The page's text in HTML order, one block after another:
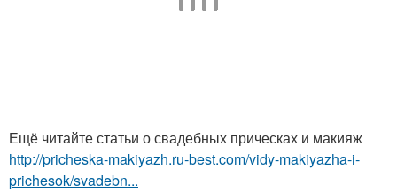
Ещё читайте статьи о свадебных прическах и макияж
http://pricheska-makiyazh.ru-best.com/vidy-makiyazha-i-
prichesok/svadebn...